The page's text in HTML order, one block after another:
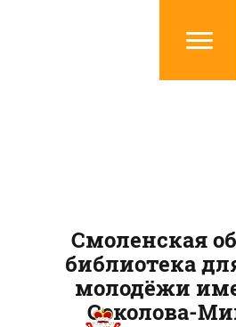
Смоленская
библиотека
молодёжи
Соколова-